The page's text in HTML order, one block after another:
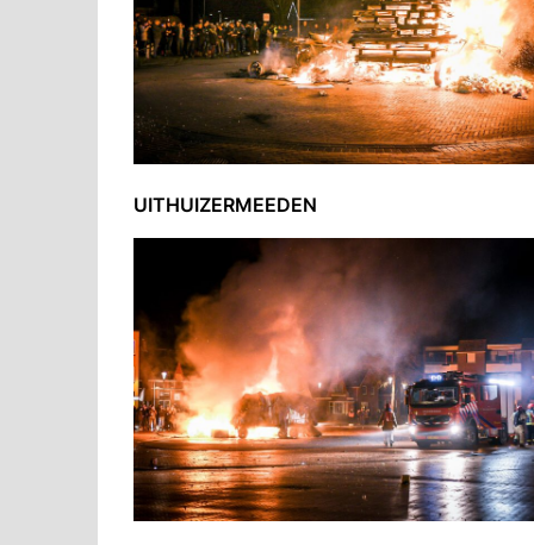
UITHUIZERMEEDEN